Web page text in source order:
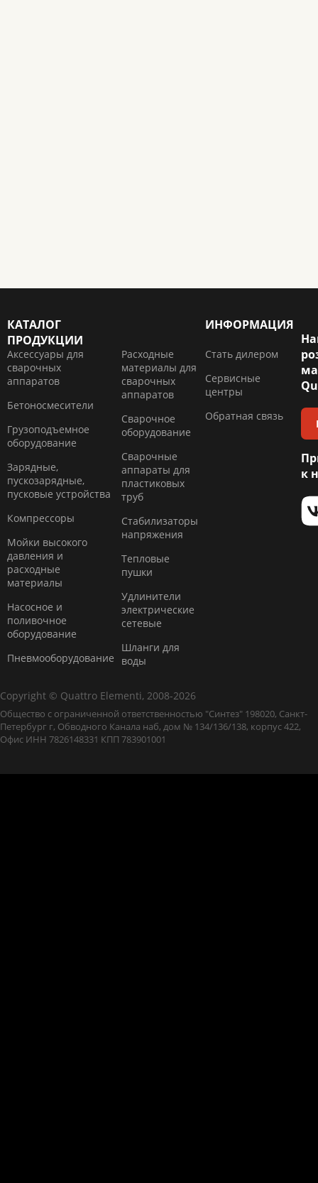
КАТАЛОГ
ПРОДУКЦИИ
Аксессуары для
сварочных
аппаратов
Бетоносмесители
Грузоподъемное
оборудование
Зарядные,
пускозарядные,
пусковые устройства
Компресcоры
Мойки высокого
давления и
расходные
материалы
Насосное и
поливочное
оборудование
Пневмооборудование
Расходные
материалы для
сварочных
аппаратов
Сварочное
оборудование
Сварочные
аппараты для
пластиковых
труб
Стабилизаторы
напряжения
Тепловые
пушки
Удлинители
электрические
сетевые
Шланги для
воды
ИНФОРМАЦИЯ
Стать дилером
Сервисные
центры
Обратная связь
к
Copyright © Quattro Elementi, 2008-2026
Общество с ограниченной ответственностью "Синтез" 198020, Санкт-
Петербург г, Обводного Канала наб, дом № 134/136/138, корпус 422,
Офис ИНН 7826148331 КПП 783901001